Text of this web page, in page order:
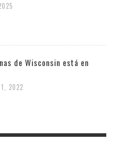
de Wisconsin está en
1, 2022